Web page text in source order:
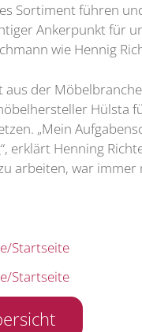
Sortiment führen
Ankerpunkt für
wie Hennig
aus der
Hülsta
„Mein
erklärt Henning
arbeiten, war immer
Startseite
Startseite